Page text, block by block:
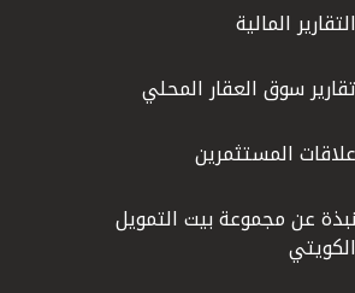
التقارير المالية
تقارير سوق العقار المحلي
علاقات المستثمرين
نبذة عن مجموعة بيت التمويل
الكويتي